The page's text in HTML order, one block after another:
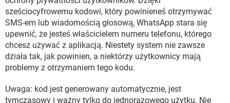
sześciocyfrowemu kodowi, który powinieneś otrzymywać
SMS-em lub wiadomością głosową, WhatsApp stara się
upewnić, że jesteś właścicielem numeru telefonu, którego
chcesz używać z aplikacją. Niestety system nie zawsze
działa tak, jak powinien, a niektórzy użytkownicy mają
problemy z otrzymaniem tego kodu.
Uwaga: kod jest generowany automatycznie, jest
tymczasowy i ważny tylko do jednorazowego użytku. Nie